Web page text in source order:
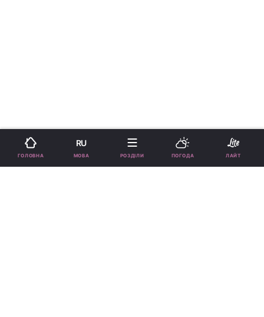
Новини › Кіно рус
HBO випустив трейлер
ГОЛОВНА
RU
МОВА РОЗДІЛИ ПОГОДА ЛАЙТ